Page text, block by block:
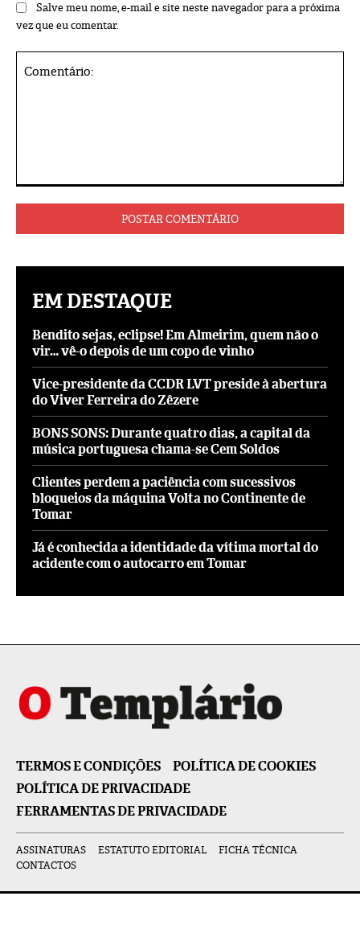
Salve meu nome, e-mail e site neste navegador para a próxima
vez que eu comentar.
EM DESTAQUE
Bendito sejas, eclipse! Em Almeirim, quem não o
vir… vê-o depois de um copo de vinho
Vice-presidente da CCDR LVT preside à abertura
do Viver Ferreira do Zêzere
BONS SONS: Durante quatro dias, a capital da
música portuguesa chama-se Cem Soldos
Clientes perdem a paciência com sucessivos
bloqueios da máquina Volta no Continente de
Tomar
Já é conhecida a identidade da vítima mortal do
acidente com o autocarro em Tomar
TERMOS E CONDIÇÕES
POLÍTICA DE COOKIES
POLÍTICA DE PRIVACIDADE
FERRAMENTAS DE PRIVACIDADE
ASSINATURAS ESTATUTO EDITORIAL
FICHA TÉCNICA
CONTACTOS